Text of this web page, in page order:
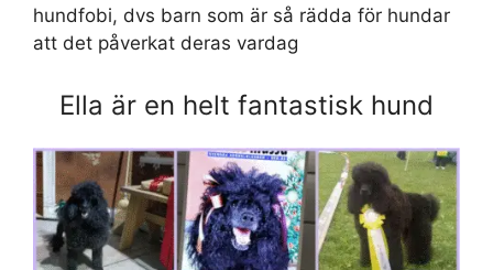
hundfobi, dvs barn som är så rädda för hundar
att det påverkat deras vardag
Ella är en helt fantastisk hund